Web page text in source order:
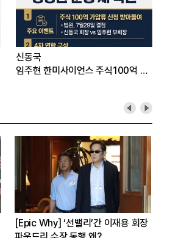
신동국
임주현 한미사이언스 주식100억 가
[Epic Why] ‘선밸리’간 이재용 회장